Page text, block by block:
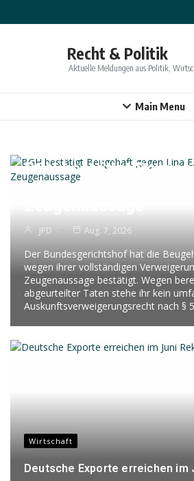
Recht & Politik
Aktuelle Meldungen aus Politik,
Main Menu
BGH bestätigt
Lina E. wegen
JPD Aug. 7, 2026
Der Bundesgerichtshof hat die
wegen ihrer vollständigen
Zeugenaussage bestätigt. Wegen
abgeurteilter Taten stehe ihr kein
Auskunftsverweigerungsrecht nach §
Wirtschaft
Deutsche Exporte erreichen im